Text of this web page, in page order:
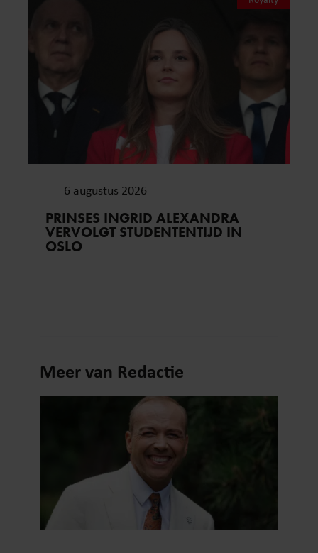
6 augustus 2026
PRINSES INGRID ALEXANDRA
VERVOLGT STUDENTENTIJD IN
OSLO
Meer van Redactie